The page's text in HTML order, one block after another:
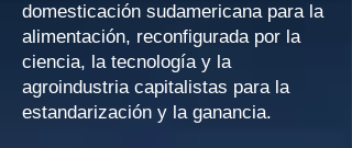
domesticación sudamericana para la
alimentación, reconfigurada por la
ciencia, la tecnología y la
agroindustria capitalistas para la
estandarización y la ganancia.